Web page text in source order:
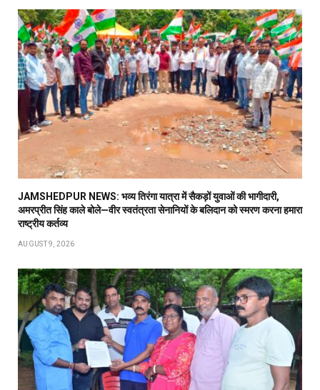
JAMSHEDPUR NEWS: भव्य तिरंगा यात्रा में सैकड़ों युवाओं की भागीदारी,
अमरप्रीत सिंह काले बोले—वीर स्वतंत्रता सेनानियों के बलिदान को स्मरण करना हमारा
राष्ट्रीय कर्तव्य
AUGUST 9, 2026